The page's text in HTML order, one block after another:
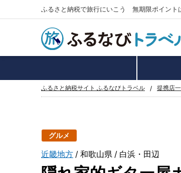
ふるさと納税で旅行にいこう 無期限ポイント
ふるさと納税サイト ふるなびトラベル 提携店
グルメ
近畿地方 和歌山県 白浜・田辺